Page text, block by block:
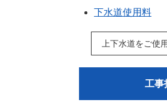
下水道使用料
上下水道をご使
工事